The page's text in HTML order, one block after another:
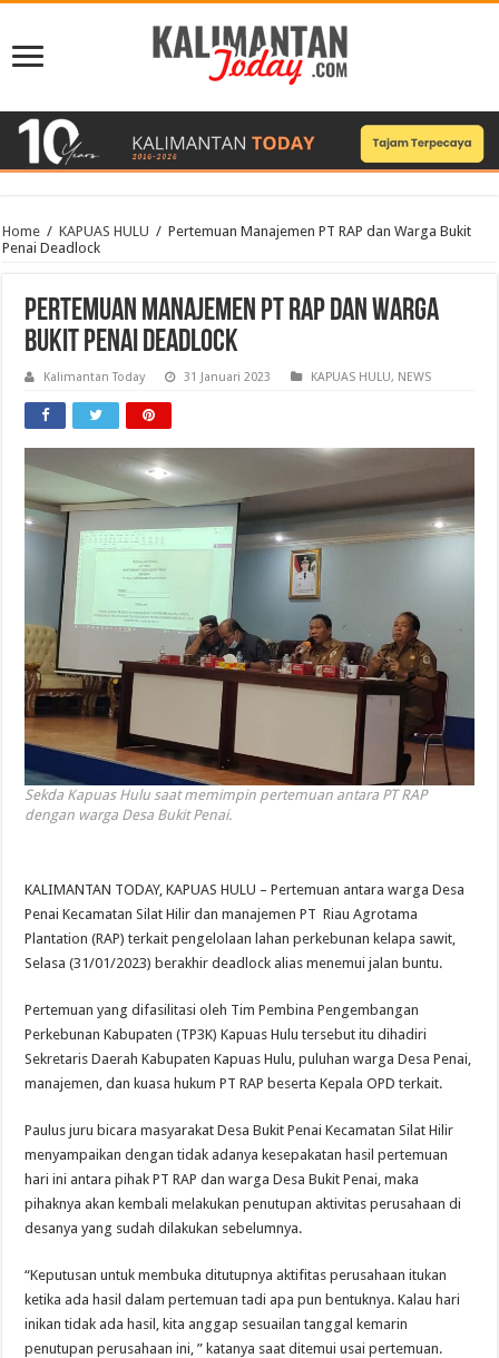
Home / KAPUAS HULU / Pertemuan Manajemen PT RAP dan Warga Bukit
Penai Deadlock
Pertemuan Manajemen PT RAP dan Warga
Bukit Penai Deadlock
Kalimantan Today 31 Januari 2023 KAPUAS HULU, NEWS
Sekda Kapuas Hulu saat memimpin pertemuan antara PT RAP
dengan warga Desa Bukit Penai.
KALIMANTAN TODAY, KAPUAS HULU – Pertemuan antara warga Desa
Penai Kecamatan Silat Hilir dan manajemen PT Riau Agrotama
Plantation (RAP) terkait pengelolaan lahan perkebunan kelapa sawit,
Selasa (31/01/2023) berakhir deadlock alias menemui jalan buntu.
Pertemuan yang difasilitasi oleh Tim Pembina Pengembangan
Perkebunan Kabupaten (TP3K) Kapuas Hulu tersebut itu dihadiri
Sekretaris Daerah Kabupaten Kapuas Hulu, puluhan warga Desa Penai,
manajemen, dan kuasa hukum PT RAP beserta Kepala OPD terkait.
Paulus juru bicara masyarakat Desa Bukit Penai Kecamatan Silat Hilir
menyampaikan dengan tidak adanya kesepakatan hasil pertemuan
hari ini antara pihak PT RAP dan warga Desa Bukit Penai, maka
pihaknya akan kembali melakukan penutupan aktivitas perusahaan di
desanya yang sudah dilakukan sebelumnya.
“Keputusan untuk membuka ditutupnya aktifitas perusahaan itukan
ketika ada hasil dalam pertemuan tadi apa pun bentuknya. Kalau hari
inikan tidak ada hasil, kita anggap sesuailan tanggal kemarin
penutupan perusahaan ini, ” katanya saat ditemui usai pertemuan.